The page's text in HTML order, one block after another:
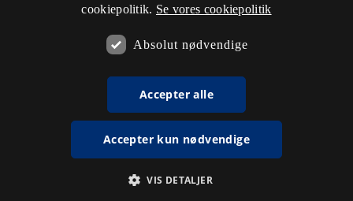
cookiepolitik. Se vores cookiepolitik
Absolut nødvendige
Accepter alle
Accepter kun nødvendige
VIS DETALJER